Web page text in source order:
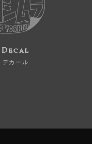
Decal
デカール